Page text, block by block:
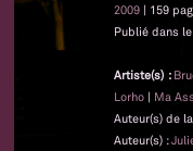
2009 | 159
Publié dans
Artiste(s) :
Lorho | Ma
Auteur(s) de
Auteur(s) :